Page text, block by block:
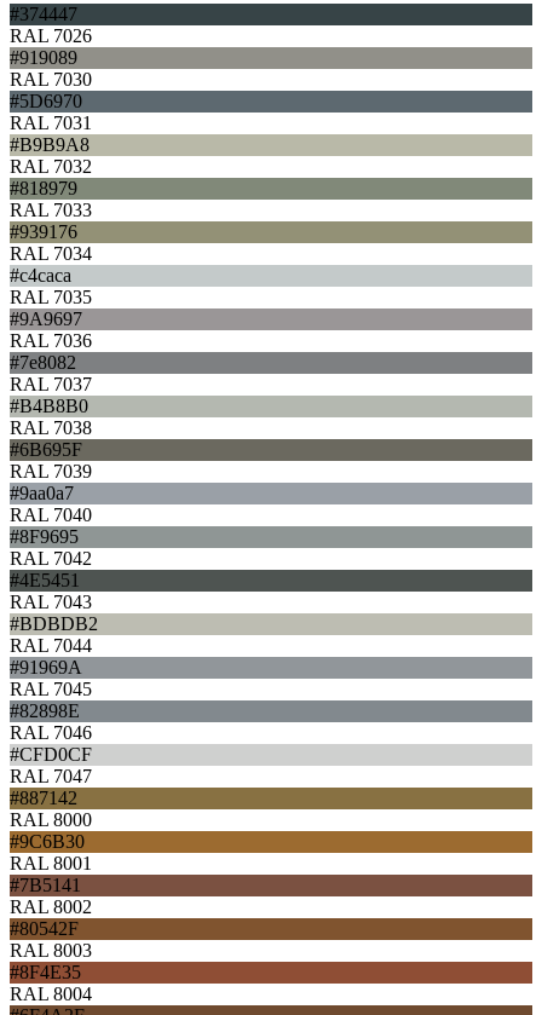
#374447
RAL 7026
#919089
RAL 7030
#5D6970
RAL 7031
#B9B9A8
RAL 7032
#818979
RAL 7033
#939176
RAL 7034
#c4caca
RAL 7035
#9A9697
RAL 7036
#7e8082
RAL 7037
#B4B8B0
RAL 7038
#6B695F
RAL 7039
#9aa0a7
RAL 7040
#8F9695
RAL 7042
#4E5451
RAL 7043
#BDBDB2
RAL 7044
#91969A
RAL 7045
#82898E
RAL 7046
#CFD0CF
RAL 7047
#887142
RAL 8000
#9C6B30
RAL 8001
#7B5141
RAL 8002
#80542F
RAL 8003
#8F4E35
RAL 8004